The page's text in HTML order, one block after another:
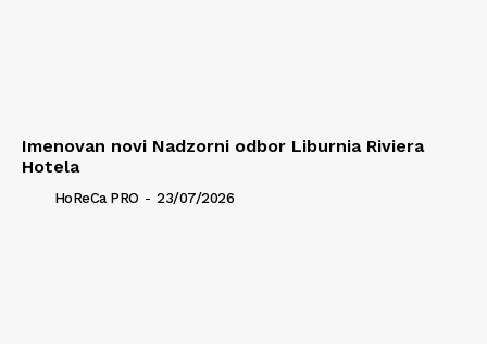
Imenovan novi Nadzorni odbor Liburnia Riviera
Hotela
HoReCa PRO - 23/07/2026